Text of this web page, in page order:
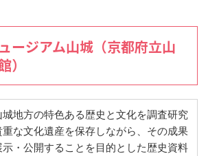
ージアム山城（京都府立山
）
城地方の特色ある歴史と文化を調査研究
重な文化遺産を保存しながら、その成果
示・公開することを目的とした歴史資料